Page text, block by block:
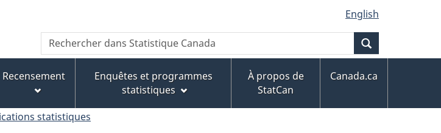
au
contenu
principal
« À
propos
de
ce
version
HTML
simplifiée
English
Recherche
Rechercher
dans
Canada
Recensement
Enquêtes et programmes
statistiques
À propos de
StatCan
Canada.ca
statistiques